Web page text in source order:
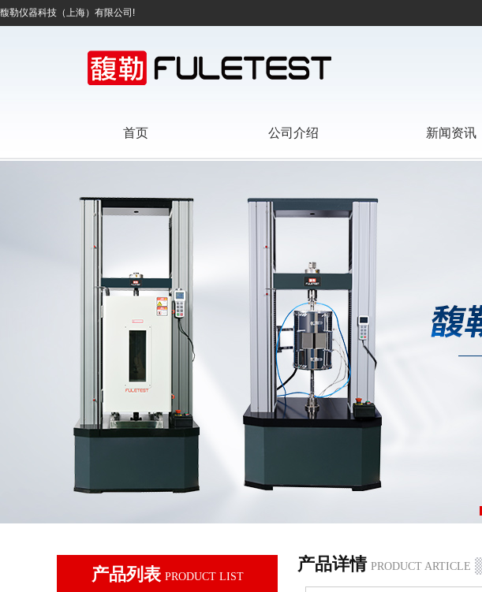
馥勒仪器科技（上海）有限公司!
首页 公司介绍 新闻资讯
产品列表 PRODUCT LIST
产品详情 PRODUCT ARTICLE